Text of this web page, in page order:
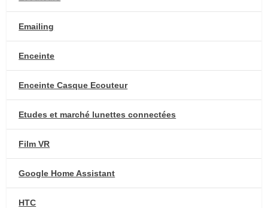
Emailing
Enceinte
Enceinte Casque Ecouteur
Etudes et marché lunettes connectées
Film VR
Google Home Assistant
HTC